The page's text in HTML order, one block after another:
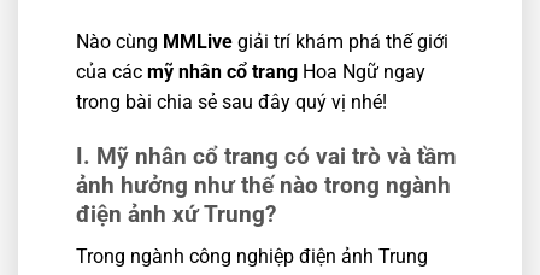
Nào cùng MMLive giải trí khám phá thế giới
của các mỹ nhân cổ trang Hoa Ngữ ngay
trong bài chia sẻ sau đây quý vị nhé!
I. Mỹ nhân cổ trang có vai trò và tầm
ảnh hưởng như thế nào trong ngành
điện ảnh xứ Trung?
Trong ngành công nghiệp điện ảnh Trung